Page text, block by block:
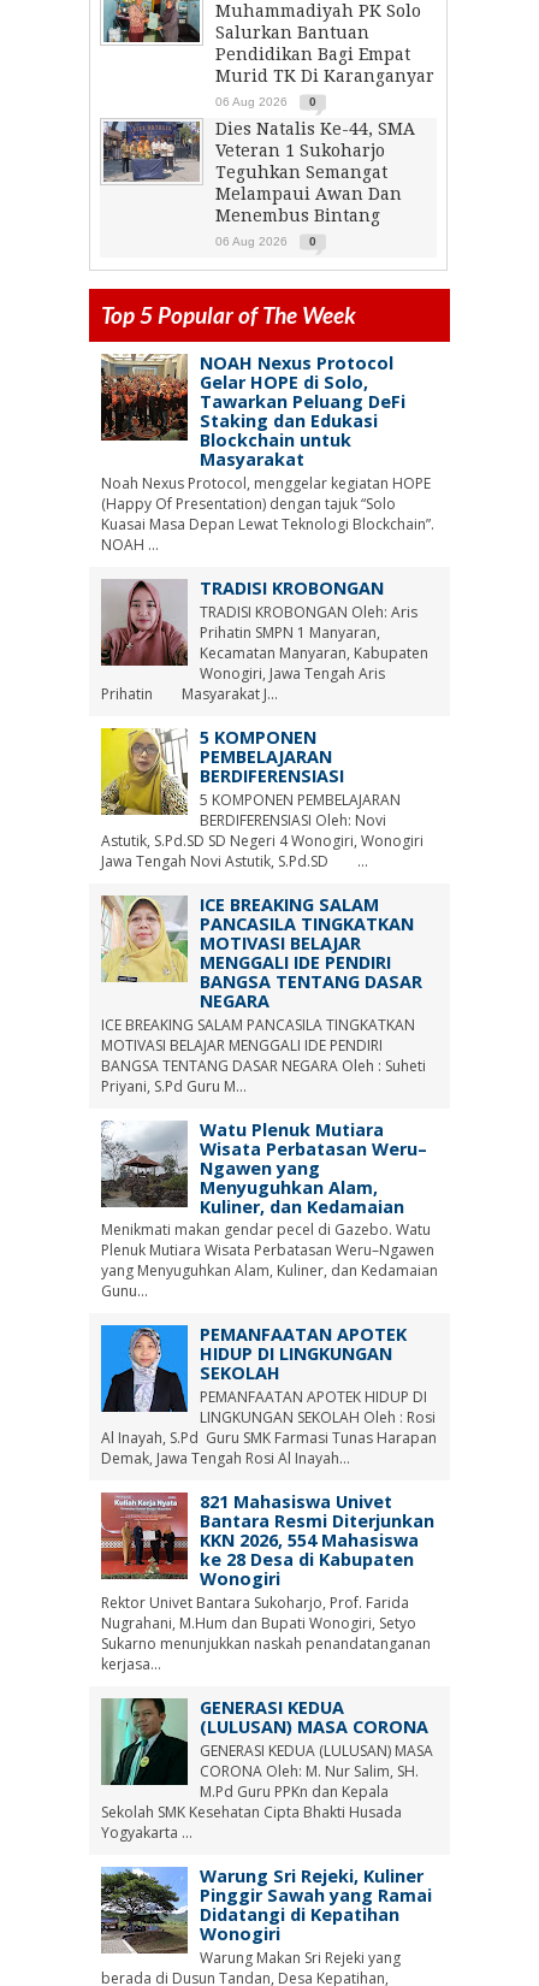
Muhammadiyah PK Solo
Salurkan Bantuan
Pendidikan Bagi Empat
Murid TK Di Karanganyar
06 Aug 2026 0
Dies Natalis Ke-44, SMA
Veteran 1 Sukoharjo
Teguhkan Semangat
Melampaui Awan Dan
Menembus Bintang
06 Aug 2026 0
Top 5 Popular of The Week
NOAH Nexus Protocol
Gelar HOPE di Solo,
Tawarkan Peluang DeFi
Staking dan Edukasi
Blockchain untuk
Masyarakat
Noah Nexus Protocol, menggelar kegiatan HOPE
(Happy Of Presentation) dengan tajuk “Solo
Kuasai Masa Depan Lewat Teknologi Blockchain”.
NOAH ...
TRADISI KROBONGAN
TRADISI KROBONGAN Oleh: Aris
Prihatin SMPN 1 Manyaran,
Kecamatan Manyaran, Kabupaten
Wonogiri, Jawa Tengah Aris
Prihatin Masyarakat J...
5 KOMPONEN
PEMBELAJARAN
BERDIFERENSIASI
5 KOMPONEN PEMBELAJARAN
BERDIFERENSIASI Oleh: Novi
Astutik, S.Pd.SD SD Negeri 4 Wonogiri, Wonogiri
Jawa Tengah Novi Astutik, S.Pd.SD ...
ICE BREAKING SALAM
PANCASILA TINGKATKAN
MOTIVASI BELAJAR
MENGGALI IDE PENDIRI
BANGSA TENTANG DASAR
NEGARA
ICE BREAKING SALAM PANCASILA TINGKATKAN
MOTIVASI BELAJAR MENGGALI IDE PENDIRI
BANGSA TENTANG DASAR NEGARA Oleh : Suheti
Priyani, S.Pd Guru M...
Watu Plenuk Mutiara
Wisata Perbatasan Weru–
Ngawen yang
Menyuguhkan Alam,
Kuliner, dan Kedamaian
Menikmati makan gendar pecel di Gazebo. Watu
Plenuk Mutiara Wisata Perbatasan Weru–Ngawen
yang Menyuguhkan Alam, Kuliner, dan Kedamaian
Gunu...
PEMANFAATAN APOTEK
HIDUP DI LINGKUNGAN
SEKOLAH
PEMANFAATAN APOTEK HIDUP DI
LINGKUNGAN SEKOLAH Oleh : Rosi
Al Inayah, S.Pd Guru SMK Farmasi Tunas Harapan
Demak, Jawa Tengah Rosi Al Inayah...
821 Mahasiswa Univet
Bantara Resmi Diterjunkan
KKN 2026, 554 Mahasiswa
ke 28 Desa di Kabupaten
Wonogiri
Rektor Univet Bantara Sukoharjo, Prof. Farida
Nugrahani, M.Hum dan Bupati Wonogiri, Setyo
Sukarno menunjukkan naskah penandatanganan
kerjasa...
GENERASI KEDUA
(LULUSAN) MASA CORONA
GENERASI KEDUA (LULUSAN) MASA
CORONA Oleh: M. Nur Salim, SH.
M.Pd Guru PPKn dan Kepala
Sekolah SMK Kesehatan Cipta Bhakti Husada
Yogyakarta ...
Warung Sri Rejeki, Kuliner
Pinggir Sawah yang Ramai
Didatangi di Kepatihan
Wonogiri
Warung Makan Sri Rejeki yang
berada di Dusun Tandan, Desa Kepatihan,